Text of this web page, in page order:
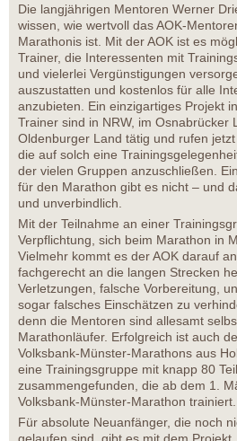
Die langjährigen Mentoren Werner
wissen, wie wertvoll das AOK-
Marathonis ist. Mit der AOK ist es
Trainer, die Interessenten mit
und vielerlei Vergünstigungen
auszustatten und kostenlos für alle
anzubieten. Ein einzigartiges Projekt
Trainer sind in NRW, im Osnabrücker
Oldenburger Land tätig und rufen
die auf solch eine
der vielen Gruppen anzuschließen.
für den Marathon gibt es nicht – und
und unverbindlich.
Mit der Teilnahme an einer
Verpflichtung, sich beim Marathon in
Vielmehr kommt es der AOK darauf
fachgerecht an die langen Strecken
Verletzungen, falsche Vorbereitung,
sogar falsches Einschätzen zu
denn die Mentoren sind allesamt
Marathonläufer. Erfolgreich ist auch
Volksbank-Münster-Marathons aus
eine Trainingsgruppe mit knapp 80
zusammengefunden, die ab dem 1.
Volksbank-Münster-Marathon trainiert.
Für absolute Neuanfänger, die noch
gelaufen sind, gibt es mit dem Projekt